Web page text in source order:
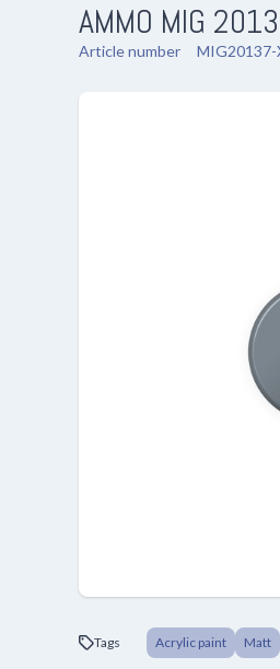
AMMO MIG
Article number MIG20137-
Tags Acrylic paint Matt